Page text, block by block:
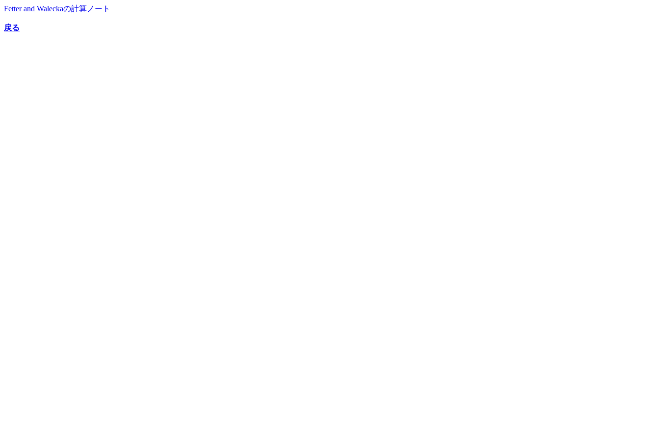
Fetter and Waleckaの計算ノート
戻る